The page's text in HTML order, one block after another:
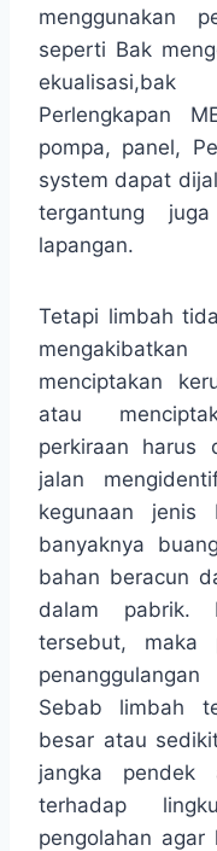
menggunakan
seperti Bak
Perlengkapan
pompa, panel,
system dapat
tergantung
lapangan.
Tetapi limbah
menciptakan
atau
perkiraan harus
jalan
kegunaan jenis
banyaknya
bahan beracun
dalam pabrik.
tersebut, maka
Sebab limbah
besar atau
jangka pendek
terhadap
pengolahan